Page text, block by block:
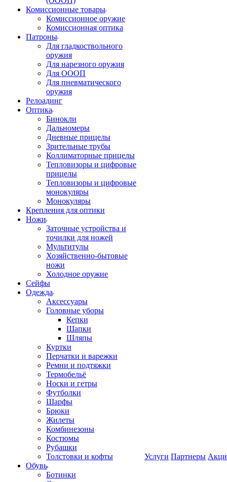
Комиссионные товары
Комиссионное оружие
Комиссионная оптика
Патроны
Для гладкоствольного
оружия
Для нарезного оружия
Для ОООП
Для пневматического
оружия
Релоадинг
Оптика
Бинокли
Дальномеры
Дневные прицелы
Зрительные трубы
Коллиматорные прицелы
Тепловизоры и цифровые
прицелы
Тепловизоры и цифровые
монокуляры
Монокуляры
Крепления для оптики
Ножи
Заточные устройства и
точилки для ножей
Мультитулы
Хозяйственно-бытовые
ножи
Холодное оружие
Сейфы
Одежда
Аксессуары
Головные уборы
Кепки
Шапки
Шляпы
Куртки
Перчатки и варежки
Ремни и подтяжки
Термобельё
Носки и гетры
Футболки
Шарфы
Брюки
Жилеты
Комбинезоны
Костюмы
Рубашки
Толстовки и кофты
Обувь
Ботинки
Услуги Партнеры